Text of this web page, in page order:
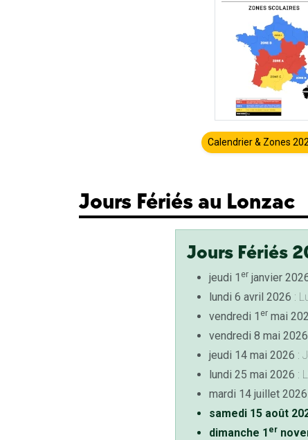
Calendrier & Zones
Jours Fériés au Lonzac
Jours Fériés
jeudi 1 erjanvier
lundi 6 avril 2026 :
vendredi 1 ermai
vendredi 8 mai 2026
jeudi 14 mai 2026 :
lundi 25 mai 2026 :
mardi 14 juillet 2026
samedi 15 août
dimanche 1 er